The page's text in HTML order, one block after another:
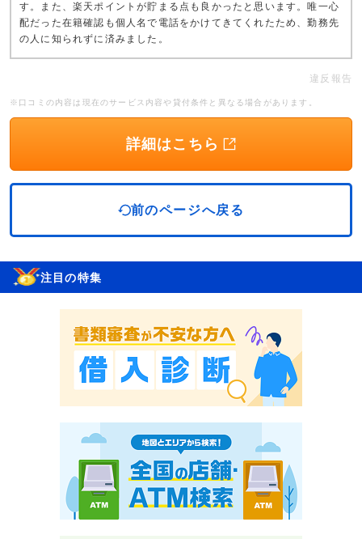
す。また、楽天ポイントが貯まる点も良かったと思います。唯一心
配だった在籍確認も個人名で電話をかけてきてくれたため、勤務先
の人に知られずに済みました。
違反報告
※口コミの内容は現在のサービス内容や貸付条件と異なる場合があります。
詳細はこちら
前のページへ戻る
注目の特集